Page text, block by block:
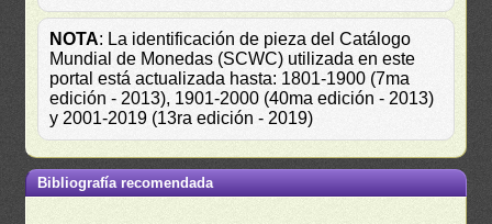
NOTA: La identificación de pieza del Catálogo
Mundial de Monedas (SCWC) utilizada en este
portal está actualizada hasta: 1801-1900 (7ma
edición - 2013), 1901-2000 (40ma edición - 2013)
y 2001-2019 (13ra edición - 2019)
Bibliografía recomendada